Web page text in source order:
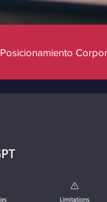
Posicionamiento